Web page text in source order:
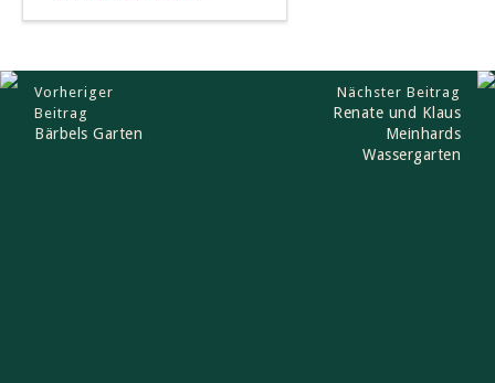
Vorheriger
Beitrag
Bärbels Garten
Nächster Beitrag
Renate und Klaus
Meinhards
Wassergarten